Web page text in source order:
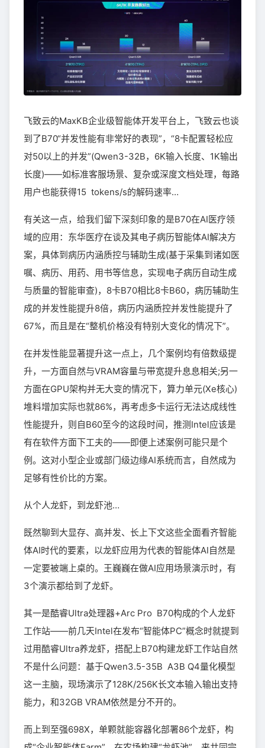
飞致云的MaxKB企业级智能体开发平台上，飞致云也谈
到了B70“并发性能有非常好的表现”，“8卡配置轻松应
对50以上的并发”(Qwen3-32B，6K输入长度、1K输出
长度)——如标准客服场景、复杂或深度文档处理，每路
用户也能获得15 tokens/s的解码速率…
有关这一点，给我们留下深刻印象的是B70在AI医疗领
域的应用：东华医疗在谈及其电子病历智能体AI解决方
案，具体到病历内涵质控与辅助生成(基于采集到诸如医
嘱、病历、用药、用书等信息，实现电子病历自动生成
与质量的智能审查)，8卡B70相比8卡B60，病历辅助生
成的并发性能提升8倍，病历内涵质控并发性能提升了
67%，而且是在“整机价格没有特别大变化的情况下”。
在并发性能显著提升这一点上，几个案例均有倍数级提
升，一方面自然与VRAM容量与带宽提升息息相关;另一
方面在GPU架构并无大变的情况下，算力单元(Xe核心)
堆料增加实际也就86%，再考虑多卡运行无法达成线性
性能提升，则自B60至今的这段时间，推测Intel应该是
有在软件方面下工夫的——即便上述案例可能只是个
例。这对小型企业或部门级边缘AI系统而言，自然成为
足够有性价比的方案。
从个人龙虾，到龙虾池…
既然聊到大显存、高并发、长上下文这些全面看齐智能
体AI时代的要素，以龙虾应用为代表的智能体AI自然是
一定要被端上桌的。王巍巍在做AI应用场景演示时，有
3个演示都给到了龙虾。
其一是酷睿Ultra处理器+Arc Pro B70构成的个人龙虾
工作站——前几天Intel在发布“智能体PC”概念时就提到
过用酷睿Ultra养龙虾，搭配上B70构建龙虾工作站自然
不是什么问题：基于Qwen3.5-35B A3B Q4量化模型
这一主脑，现场演示了128K/256K长文本输入输出支持
能力，和32GB VRAM依然是分不开的。
而上到至强698X，单颗就能容器化部署86个龙虾，构